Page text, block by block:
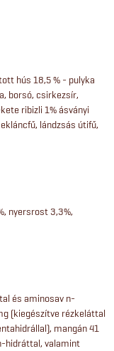
hús 18,5 % - pulyka
borsó, csirkezsír,
ribizli 1% ásványi
lándzsás útifű,
nyersrost 3,3%,
és aminosav n-
(kiegészítve rézkeláttal
mangán 41
hidráttal, valamint